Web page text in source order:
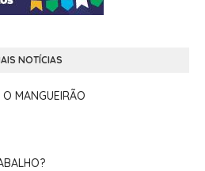
NOTÍCIAS
MANGUEIRÃO